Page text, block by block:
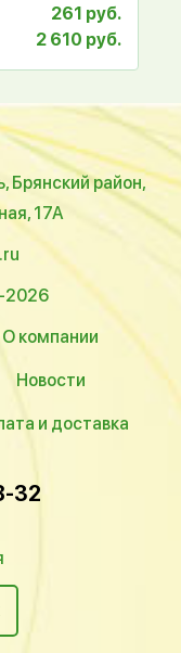
261 руб.
2 610 руб.
Брянский район,
17А
2026
О компании
Новости
и доставка
32